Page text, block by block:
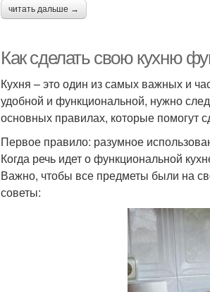
читать дальше →
Как сделать свою кухню
Кухня – это один из самых важных и
удобной и функциональной, нужно
основных правилах, которые помогут
Первое правило: разумное
Когда речь идет о функциональной
Важно, чтобы все предметы были на
советы: